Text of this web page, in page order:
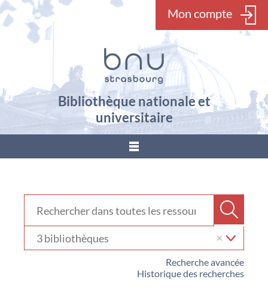
Mon compte
Bibliothèque nationale et
universitaire
???
Recherche avancée
Historique des recherches
votre
bibliothèque